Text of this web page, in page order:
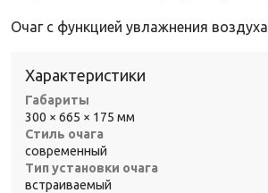
Очаг с функцией увлажнения воздуха.
Характеристики
Габариты
300 × 665 × 175 мм
Стиль очага
современный
Тип установки очага
встраиваемый